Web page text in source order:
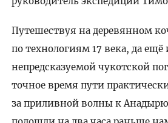
Путешествуя на деревянном
по технологиям 17 века, да ещё
непредсказуемой чукотской
точное время пути
за приливной волны к